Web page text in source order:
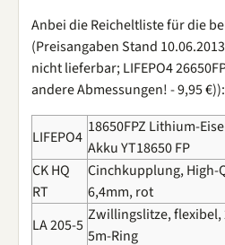
Anbei die Reicheltliste für die
(Preisangaben Stand
nicht lieferbar; LIFEPO4
andere Abmessungen! - 9,95 €)):
LIFEPO4
18650FPZ Lithium-
Akku YT18650 FP
CK HQ
RT
Cinchkupplung, High-
6,4mm, rot
LA 205-5
Zwillingslitze, flexibel,
5m-Ring